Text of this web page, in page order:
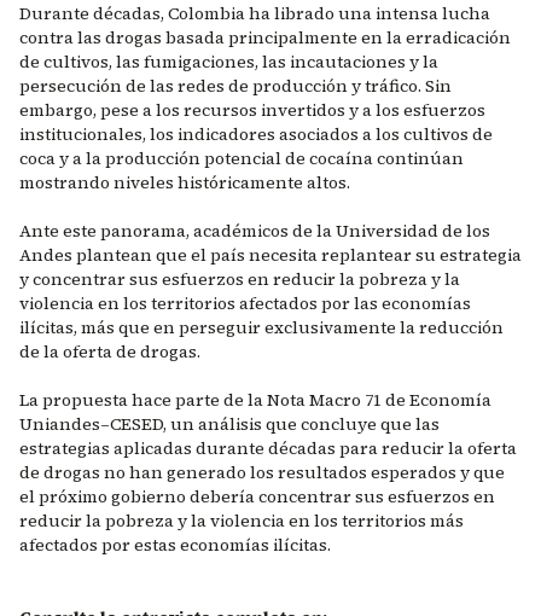
Durante décadas, Colombia ha librado una intensa lucha
contra las drogas basada principalmente en la erradicación
de cultivos, las fumigaciones, las incautaciones y la
persecución de las redes de producción y tráfico. Sin
embargo, pese a los recursos invertidos y a los esfuerzos
institucionales, los indicadores asociados a los cultivos de
coca y a la producción potencial de cocaína continúan
mostrando niveles históricamente altos.
Ante este panorama, académicos de la Universidad de los
Andes plantean que el país necesita replantear su estrategia
y concentrar sus esfuerzos en reducir la pobreza y la
violencia en los territorios afectados por las economías
ilícitas, más que en perseguir exclusivamente la reducción
de la oferta de drogas.
La propuesta hace parte de la Nota Macro 71 de Economía
Uniandes–CESED, un análisis que concluye que las
estrategias aplicadas durante décadas para reducir la oferta
de drogas no han generado los resultados esperados y que
el próximo gobierno debería concentrar sus esfuerzos en
reducir la pobreza y la violencia en los territorios más
afectados por estas economías ilícitas.